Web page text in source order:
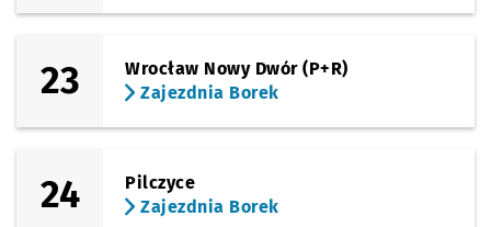
23
Wrocław Nowy Dwór (P+R)
Zajezdnia Borek
24
Pilczyce
Zajezdnia Borek